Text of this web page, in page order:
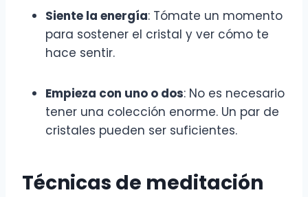
Siente la energía: Tómate un momento
para sostener el cristal y ver cómo te
hace sentir.
Empieza con uno o dos: No es necesario
tener una colección enorme. Un par de
cristales pueden ser suficientes.
Técnicas de meditación